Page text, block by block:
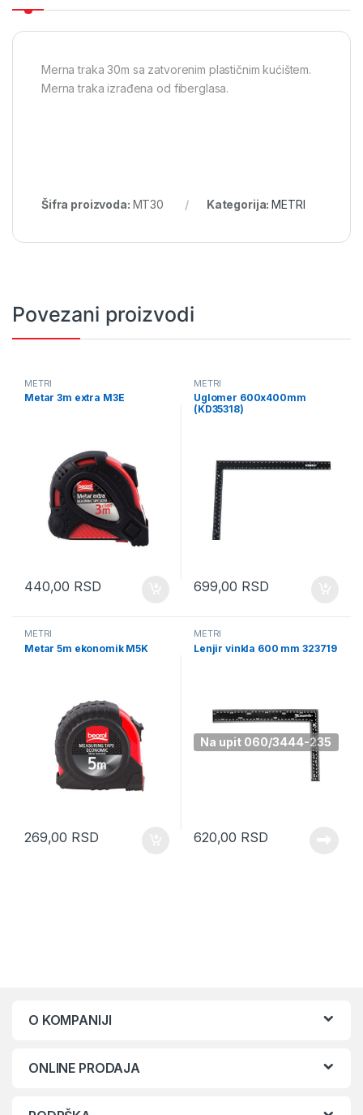
Merna traka 30m sa zatvorenim plastičnim kućištem.
Merna traka izrađena od fiberglasa.
Šifra proizvoda: MT30 Kategorija:METRI
Povezani proizvodi
METRI
Metar 3m extra M3E
440,00 RSD
METRI
Uglomer 600x400mm
(KD35318)
699,00 RSD
METRI
Metar 5m ekonomik M5K
269,00 RSD
Na upit 060/3444-235
METRI
Lenjir vinkla 600 mm 323719
620,00 RSD
O KOMPANIJI
ONLINE PRODAJA